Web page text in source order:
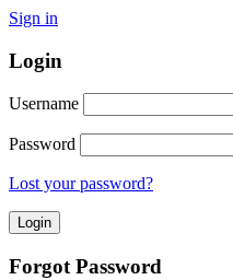
Sign in
Login
Username
Password
Lost your password?
Forgot Password